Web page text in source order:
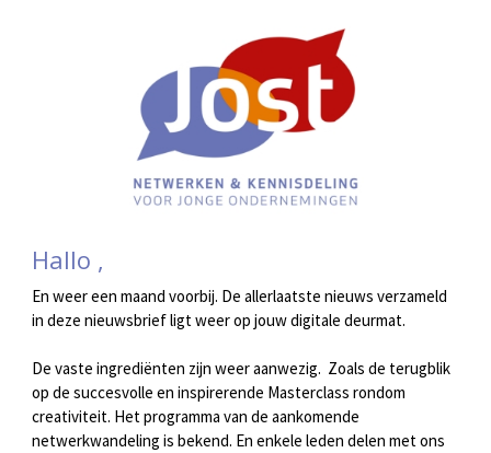
Hallo ,
En weer een maand voorbij. De allerlaatste nieuws verzameld
in deze nieuwsbrief ligt weer op jouw digitale deurmat.
De vaste ingrediënten zijn weer aanwezig. Zoals de terugblik
op de succesvolle en inspirerende Masterclass rondom
creativiteit. Het programma van de aankomende
netwerkwandeling is bekend. En enkele leden delen met ons